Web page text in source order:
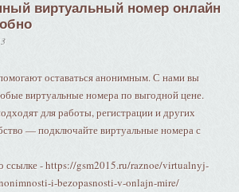
виртуальный номер онлайн
оставаться анонимным. С нами вы
виртуальные номера по выгодной цене.
для работы, регистрации и других
— подключайте виртуальные номера с
ссылке - https://gsm2015.ru/raznoe/virtualnyj-
i-bezopasnosti-v-onlajn-mire/